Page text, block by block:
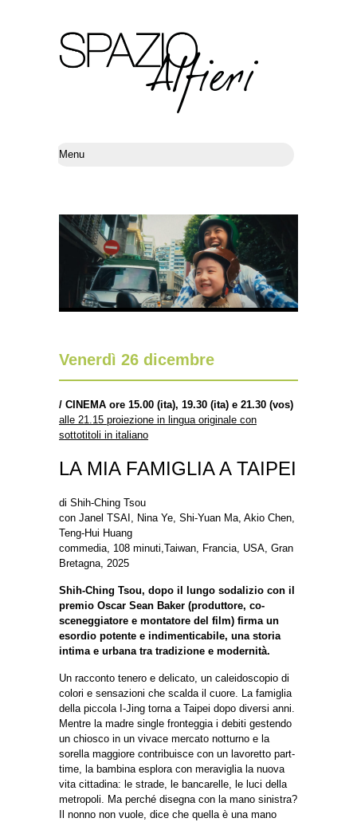
Venerdì 26 dicembre
/ CINEMA ore 15.00 (ita), 19.30 (ita) e 21.30 (vos)
alle 21.15 proiezione in lingua originale con
sottotitoli in italiano
LA MIA FAMIGLIA A TAIPEI
di Shih-Ching Tsou
con Janel TSAI, Nina Ye, Shi-Yuan Ma, Akio Chen,
Teng-Hui Huang
commedia, 108 minuti,Taiwan, Francia, USA, Gran
Bretagna, 2025
Shih-Ching Tsou, dopo il lungo sodalizio con il
premio Oscar Sean Baker (produttore, co-
sceneggiatore e montatore del film) firma un
esordio potente e indimenticabile, una storia
intima e urbana tra tradizione e modernità.
Un racconto tenero e delicato, un caleidoscopio di
colori e sensazioni che scalda il cuore. La famiglia
della piccola I-Jing torna a Taipei dopo diversi anni.
Mentre la madre single fronteggia i debiti gestendo
un chiosco in un vivace mercato notturno e la
sorella maggiore contribuisce con un lavoretto part-
time, la bambina esplora con meraviglia la nuova
vita cittadina: le strade, le bancarelle, le luci della
metropoli. Ma perché disegna con la mano sinistra?
Il nonno non vuole, dice che quella è una mano